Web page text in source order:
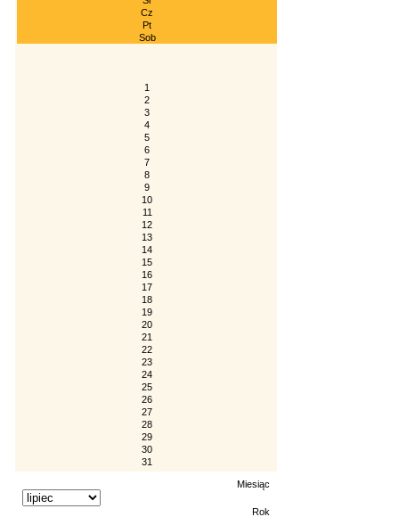
Cz
Pt
Sob
1
2
3
4
5
6
7
8
9
10
11
12
13
14
15
16
17
18
19
20
21
22
23
24
25
26
27
28
29
30
31
Miesiąc
Rok